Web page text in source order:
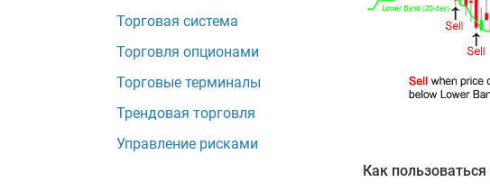
Торговая система
Торговля опционами
Торговые терминалы
Трендовая торговля
Управление рисками
Как